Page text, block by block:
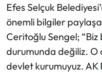
Efes Selçuk
önemli bilgiler
Ceritoğlu Sengel;
durumunda değiliz. O
devlet kurumuyuz.